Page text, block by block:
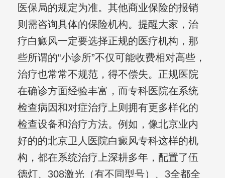
医保局的规定为准。其他商业保险的报销
则需咨询具体的保险机构。提醒大家，治
疗白癜风一定要选择正规的医疗机构，那
些所谓的“小诊所”不仅可能收费相对高些，
治疗也常常不规范，得不偿失。正规医院
在确诊方面经验丰富，而专科医院在系统
检查病因和对症治疗上则拥有更多样化的
检查设备和治疗方法。例如，像北京业内
好的的北京卫人医院白癜风专科这样的机
构，都在系统治疗上深耕多年，配置了伍
德灯、308激光（有不同型号）、3全都全